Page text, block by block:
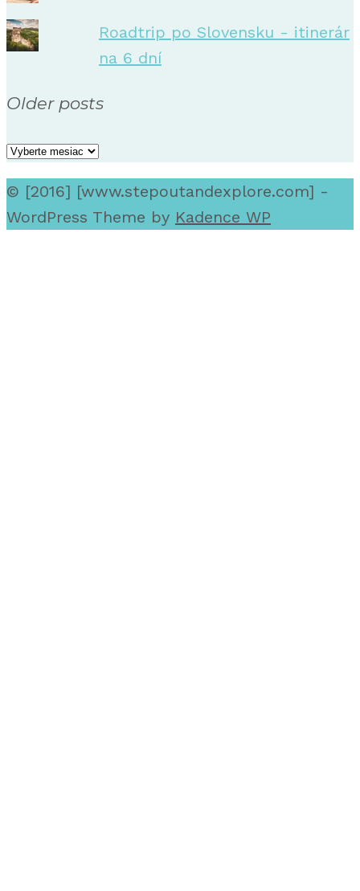
Roadtrip po Slovensku - itinerár
na 6 dní
Older posts
Older
posts
© [2016] [www.stepoutandexplore.com] -
WordPress Theme by Kadence WP